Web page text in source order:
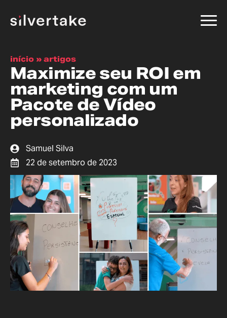
início » artigos
Maximize seu ROI em
marketing com um
Pacote de Vídeo
personalizado
Samuel Silva
22 de setembro de 2023